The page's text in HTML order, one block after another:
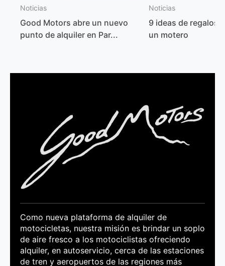
Noticias
Good Motors abre un nuevo
punto de alquiler en Par...
Noticias
9 ideas de regalos
un motero
Como nueva plataforma de alquiler de
motocicletas, nuestra misión es brindar un soplo
de aire fresco a los motociclistas ofreciendo
alquiler, en autoservicio, cerca de las estaciones
de tren y aeropuertos de las regiones más